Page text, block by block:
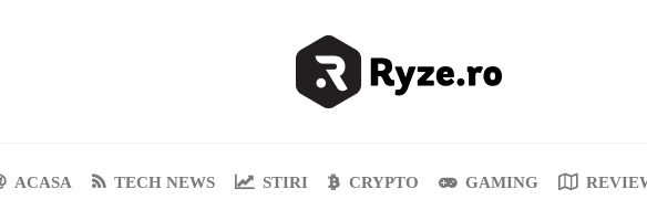
ACASA TECH NEWS STIRI CRYPTO GAMING